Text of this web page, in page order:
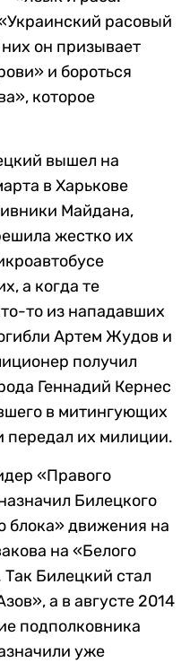
расовый
он призывает
и бороться
которое
вышел на
в Харькове
Майдана,
жестко их
а когда те
то из нападавших
Артем Жудов и
получил
Геннадий Кернес
в митингующих
передал их милиции.
«Правого
Билецкого
блока» движения на
на «Белого
Билецкий стал
а в августе 2014
подполковника
уже